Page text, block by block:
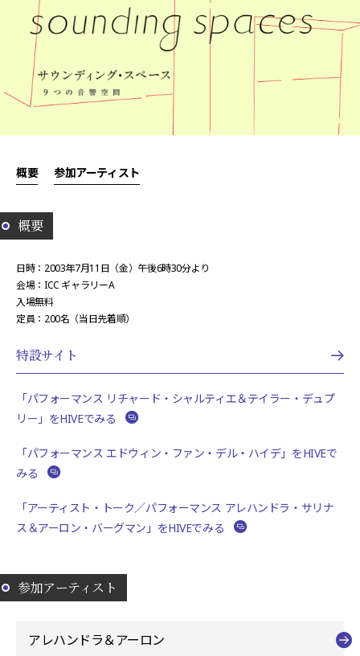
概要 参加アーティスト
概要
日時：2003年7月11日（金）午後6時30分より
会場：ICC ギャラリーA
入場無料
定員：200名（当日先着順）
特設サイト
「パフォーマンス リチャード・シャルティエ＆テイラー・デュプ
リー」をHIVEでみる
「パフォーマンス エドウィン・ファン・デル・ハイデ」をHIVEで
みる
「アーティスト・トーク／パフォーマンス アレハンドラ・サリナ
ス＆アーロン・バーグマン」をHIVEでみる
参加アーティスト
アレハンドラ＆アーロン